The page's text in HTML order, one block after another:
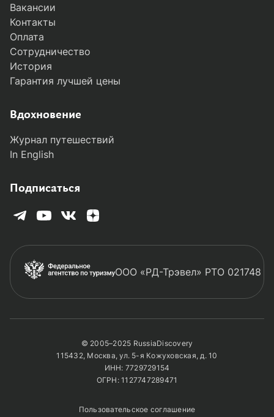
MODAL-ARRIVALS
Вакансии
Контакты
Оплата
Сотрудничество
История
Гарантия лучшей цены
Вдохновение
Журнал путешествий
In English
Подписаться
ООО «РД-Трэвел» РТО 021748
© 2005–2025 RussiaDiscovery
115432, Москва, ул. 5-я Кожуховская, д. 10
ИНН: 7729729154
ОГРН: 1127747289471
Пользовательское соглашение